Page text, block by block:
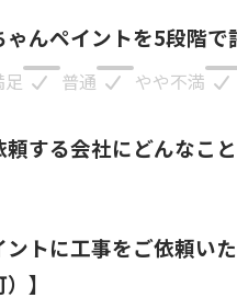
ゃんペイントを5段階で
普通 やや不満
頼する会社にどんなこ
ントに工事をご依頼い
】